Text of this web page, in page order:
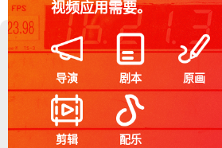
视频应用需要。
导演 剧本 原画
剪辑 配乐